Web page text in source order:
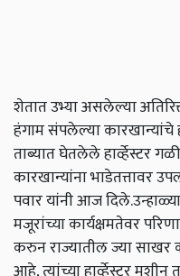
शेतात उभ्या असलेल्या
हंगाम संपलेल्या कारखान्यांचे
ताब्यात घेतलेले हार्व्हेस्टर
कारखान्यांना भाडेतत्तावर
पवार यांनी आज
मजूरांच्या कार्यक्षमतेवर
करुन राज्यातील ज्या साखर